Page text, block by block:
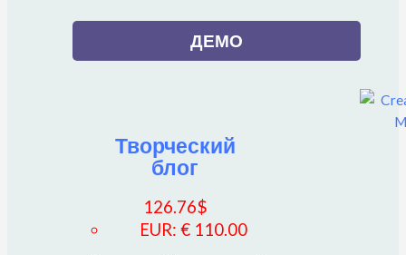
ДЕМО
Творческий
блог
126.76$
EUR: € 110.00